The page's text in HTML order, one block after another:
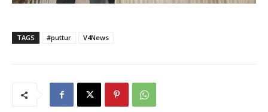
TAGS #puttur V4News